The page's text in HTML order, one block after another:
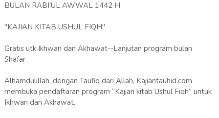
BULAN RABI'UL AWWAL 1442 H
"KAJIAN KITAB USHUL FIQH"
Gratis utk Ikhwan dan Akhawat--Lanjutan program bulan
Shafar
Alhamdulillah, dengan Taufiq dari Allah, Kajiantauhid.com
membuka pendaftaran program “Kajian kitab Ushul Fiqh” untuk
Ikhwan dan Akhawat.